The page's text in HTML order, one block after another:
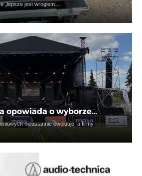
„lepsze jest wrogiem…
opowiada o wyborze…
nieustannie ewoluuje, a firmy